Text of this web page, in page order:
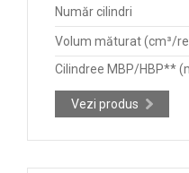
Număr cilindri
Volum măturat (cm³/
Cilindree MBP/HBP**
Vezi produs